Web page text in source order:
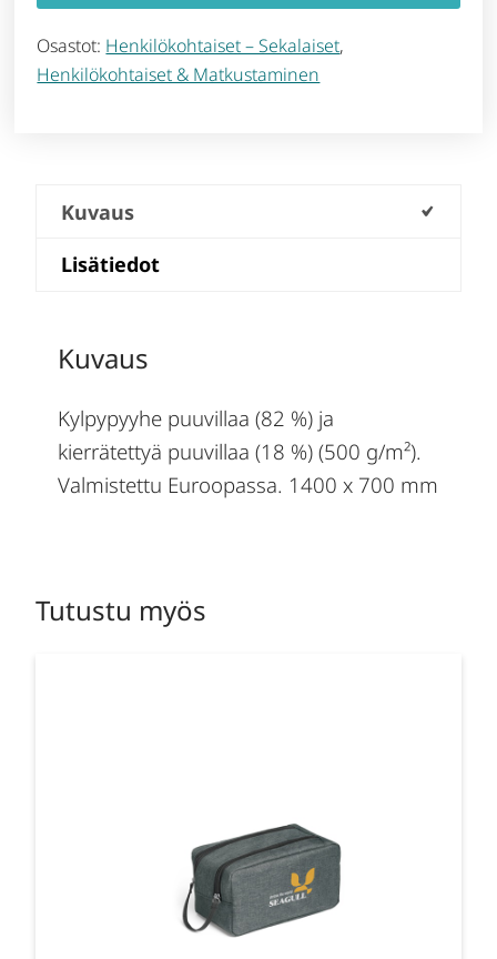
Osastot: Henkilökohtaiset – Sekalaiset,
Henkilökohtaiset & Matkustaminen
Kuvaus
Lisätiedot
Kuvaus
Kylpypyyhe puuvillaa (82 %) ja
kierrätettyä puuvillaa (18 %) (500 g/m²).
Valmistettu Euroopassa. 1400 x 700 mm
Tutustu myös